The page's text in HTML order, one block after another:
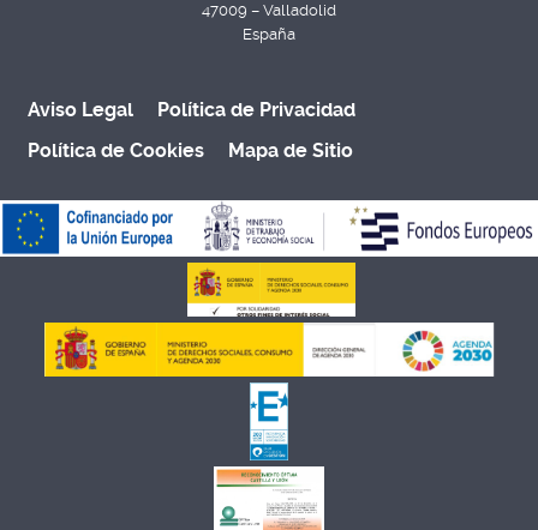
47009 – Valladolid
España
Aviso Legal
Política de Privacidad
Política de Cookies
Mapa de Sitio